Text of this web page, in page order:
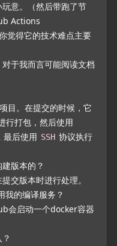
意。（然后带跑了节
Actions
觉得它的技术难点主要
于我而言可能阅读文档
目。在提交的时候，它
行打包，然后使用
最后使用 SSH 协议执行
版本的？
交版本时进行处理。
我的编译服务？
会启动一个docker容器